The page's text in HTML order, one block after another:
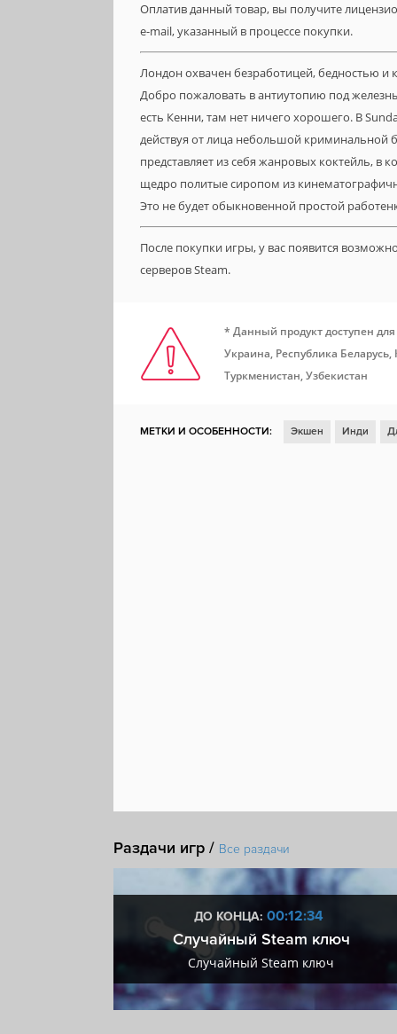
Оплатив данный товар, вы получите
e-mail, указанный в процессе покупки.
Лондон охвачен безработицей, бедностью и
Добро пожаловать в антиутопию под
есть Кенни, там нет ничего хорошего. В
действуя от лица небольшой криминальной
представляет из себя жанровых коктейль, в
щедро политые сиропом из
Это не будет обыкновенной простой
После покупки игры, у вас появится
серверов Steam.
* Данный продукт доступен
Украина, Республика
Туркменистан, Узбекистан
МЕТКИ И ОСОБЕННОСТИ: Экшен Инди
Раздачи игр / Все раздачи
ДО КОНЦА: 00:12:33
Случайный Steam ключ
Случайный Steam ключ